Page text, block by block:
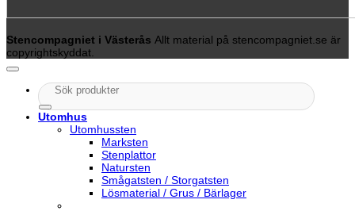
Stencompagniet i Västerås Allt material på stencompagniet.se är
copyrightskyddat.
Sök
efter:
Utomhus
Utomhussten
Marksten
Stenplattor
Natursten
Smågatsten / Storgatsten
Lösmaterial / Grus / Bärlager